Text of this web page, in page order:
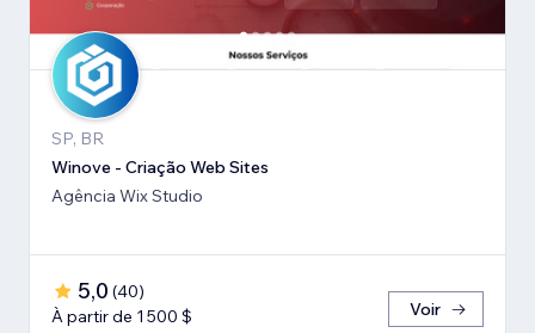
SP, BR
Winove - Criação Web Sites
Agência Wix Studio
5,0 (40)
À partir de 1 500 $
Voir